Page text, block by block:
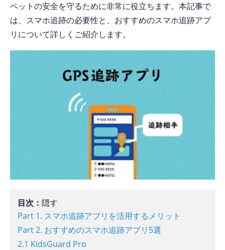
ペットの安全を守るために非常に役立ちます。本記事で
は、スマホ追跡の必要性と、おすすめのスマホ追跡アプ
リについて詳しくご紹介します。
目次： 隠す
Part 1. スマホ追跡アプリを活用するメリット
Part 2. おすすめのスマホ追跡アプリ5選
2.1 KidsGuard Pro